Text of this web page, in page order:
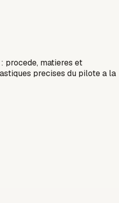
procede, matieres et
precises du pilote a la